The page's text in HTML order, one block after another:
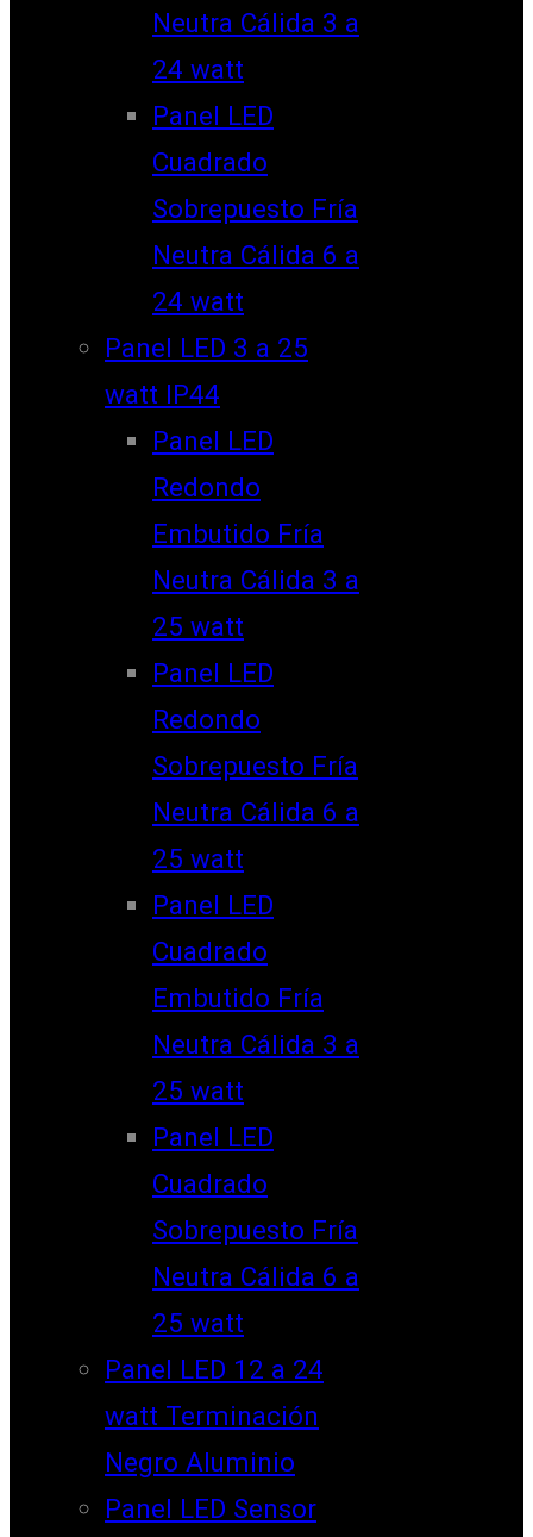
Neutra Cálida 3 a
24 watt
Panel LED
Cuadrado
Sobrepuesto Fría
Neutra Cálida 6 a
24 watt
Panel LED 3 a 25
watt IP44
Panel LED
Redondo
Embutido Fría
Neutra Cálida 3 a
25 watt
Panel LED
Redondo
Sobrepuesto Fría
Neutra Cálida 6 a
25 watt
Panel LED
Cuadrado
Embutido Fría
Neutra Cálida 3 a
25 watt
Panel LED
Cuadrado
Sobrepuesto Fría
Neutra Cálida 6 a
25 watt
Panel LED 12 a 24
watt Terminación
Negro Aluminio
Panel LED Sensor